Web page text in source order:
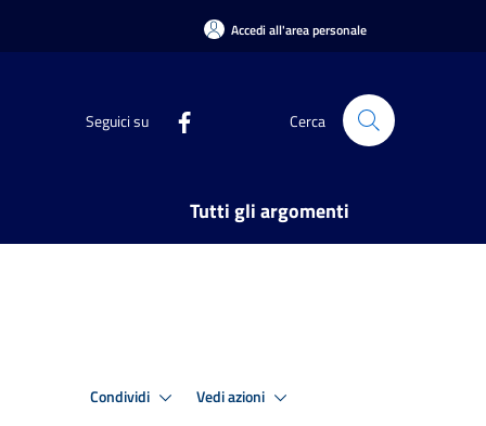
Accedi all'area personale
Seguici su Cerca
Tutti gli argomenti
Condividi Vedi azioni